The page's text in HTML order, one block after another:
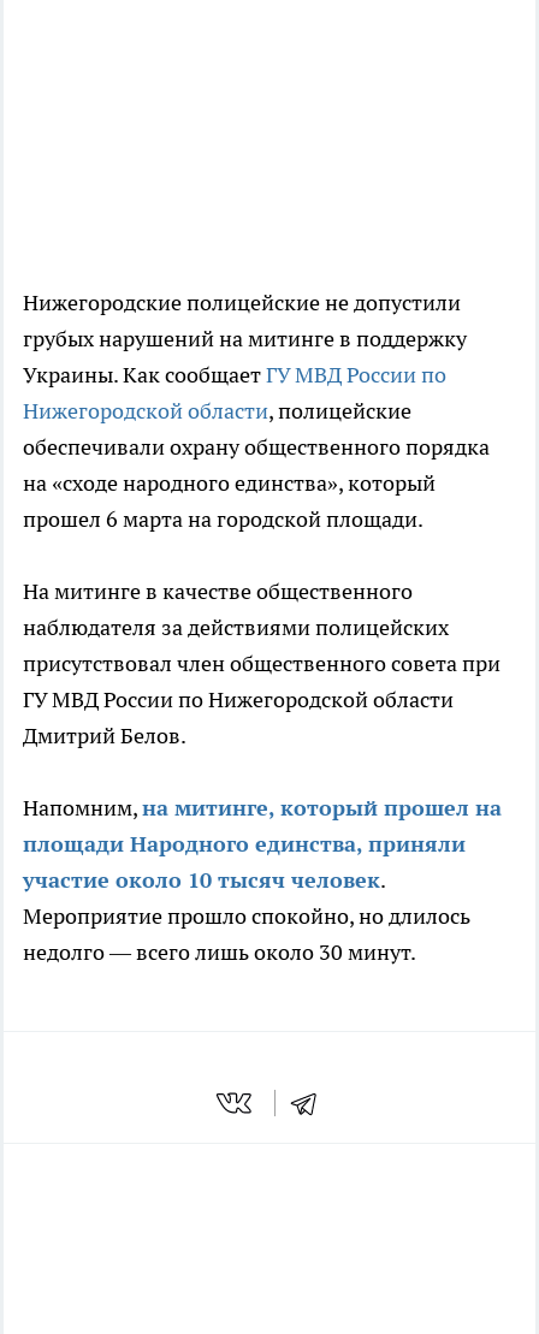
Нижегородские полицейские не допустили
грубых нарушений на митинге в поддержку
Украины. Как сообщаетГУ МВД России по
Нижегородской области, полицейские
обеспечивали охрану общественного порядка
на «сходе народного единства», который
прошел 6 марта на городской площади.
На митинге в качестве общественного
наблюдателя за действиями полицейских
присутствовал член общественного совета при
ГУ МВД России по Нижегородской области
Дмитрий Белов.
Напомним,на митинге, который прошел на
площади Народного единства, приняли
участие около 10 тысяч человек.
Мероприятие прошло спокойно, но длилось
недолго — всего лишь около 30 минут.